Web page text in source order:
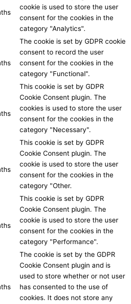
cookie is used to store the user
consent for the cookies in the
category "Analytics".
The cookie is set by GDPR cookie
consent to record the user
consent for the cookies in the
category "Functional".
This cookie is set by GDPR
Cookie Consent plugin. The
cookies is used to store the user
consent for the cookies in the
category "Necessary".
This cookie is set by GDPR
Cookie Consent plugin. The
cookie is used to store the user
consent for the cookies in the
category "Other.
This cookie is set by GDPR
Cookie Consent plugin. The
cookie is used to store the user
consent for the cookies in the
category "Performance".
The cookie is set by the GDPR
Cookie Consent plugin and is
used to store whether or not user
has consented to the use of
cookies. It does not store any